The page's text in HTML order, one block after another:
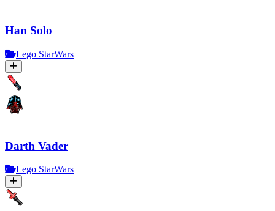
Han Solo
Lego StarWars
Darth Vader
Lego StarWars